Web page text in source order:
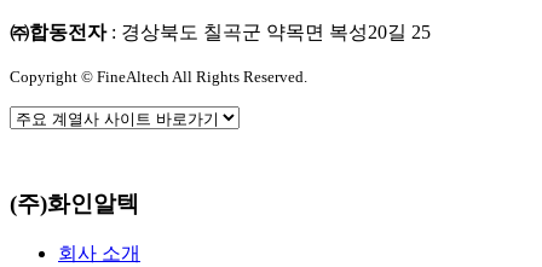
㈜합동전자: 경상북도 칠곡군 약목면 복성20길 25
Copyright © FineAltechAll Rights Reserved.
(주)화인알텍
회사 소개